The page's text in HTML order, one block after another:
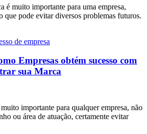
é muito importante para uma empresa,
que pode evitar diversos problemas futuros.
Empresas obtém sucesso com
sua Marca
importante para qualquer empresa, não
ou área de atuação, certamente evitar